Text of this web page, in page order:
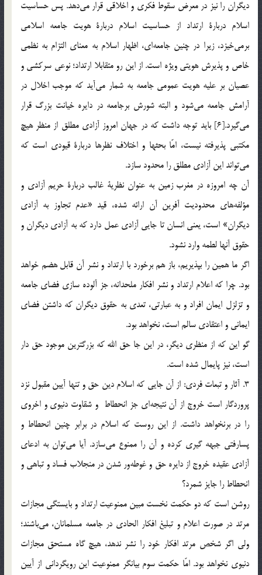
ديگران را نيز در معرض سقوط فكري و اخلاقي قرار مي‌دهد. پس حساسيت
اسلام دربارة ارتداد از حساسيت اسلام دربارة هويت جامعه اسلامي
برمي‌خيزد، زيرا در چنين جامعه‌اي، اظهار اسلام به معناي التزام به نظمي
خاص و پذيرش هويتي ويژه است. از اين رو متقابلا ارتداد؛ نوعي سركشي و
عصيان بر عليه هويت عمومي جامعه به شمار مي‌آيد كه موجب اخلال در
آرامش جامعه مي‌شود و البته شورش برجامعه در دايره خيانت بزرگ قرار
مي‌گيرد.[6] بايد توجه داشت كه در جهان امروز آزادي مطلق از منظر هيچ
مكتبي پذيرفته نيست، امّا بحثها و اختلاف نظرها دربارة قيودي است كه
مي‌تواند اين آزادي مطلق را محدود سازد.
آن چه امروزه در مغرب زمين به عنوان نظرية غالب دربارة حريم آزادي و
مؤلفه‌هاي محدوديت آفرين آن ارائه شده، قيد «عدم تجاوز به آزادي
ديگران» است، يعني انسان تا جايي آزادي عمل دارد كه به آزادي ديگران و
حقوق آنها لطمه وارد نشود.
اگر ما همين را بپذيريم، باز هم برخورد با ارتداد و نشر آن قابل هضم خواهد
بود. چرا كه اعلام ارتداد و نشر افكار ملحدانه، جز آلوده سازي فضاي جامعه
و تزلزل ايمان افراد و به عبارتي، تعدي به حقوق ديگران كه داشتن فضاي
ايماني و اعتقادي سالم است، نخواهد بود.
گو اين كه از منظري ديگر، در اين جا حق الله كه بزرگترين موجود حق دار
است، نيز پايمال شده است.
3. آثار و تبعات فردي: از آن جايي كه اسلام دين حق و تنها آيين مقبول نزد
پروردگار است خروج از آن نتيجه‌اي جز انحطاط و شقاوت دنيوي و اخروي
را در برنخواهد داشت. از اين روست كه اسلام در برابر چنين انحطاط و
پسارفتي جبهه گيري كرده و آن را ممنوع مي‌سازد. آيا مي‌توان به ادعاي
آزادي عقيده خروج از دايره حق و غوطه‌ور شدن در منجلاب فساد و تباهي و
انحطاط را جايز شمرد؟
روشن است كه دو حكمت نخست مبين ممنوعيت ارتداد و بايستگي مجازات
مرتد در صورت اعلام و تبليغ افكار الحادي در جامعه مسلمانان، مي‌باشند؛
ولي اگر شخص مرتد افكار خود را نشر ندهد، هيچ گاه مستحق مجازات
دنيوي نخواهد بود. امّا حكمت سوم بيانگر ممنوعيت اين رويگرداني از آيين